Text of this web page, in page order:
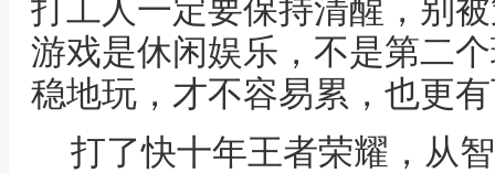
打工人一定要保持清醒，别
游戏是休闲娱乐，不是第二
稳地玩，才不容易累，也更
打了快十年王者荣耀，从